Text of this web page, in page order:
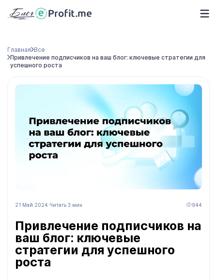
Главная Все
Привлечение подписчиков на ваш блог: ключевые стратегии для
успешного роста
21 Май 2024·Читать 3 мин 944
Привлечение подписчиков на
ваш блог: ключевые
стратегии для успешного
роста